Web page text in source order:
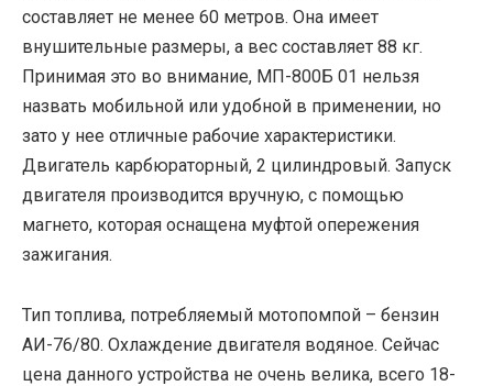
составляет не менее 60 метров. Она имеет
внушительные размеры, а вес составляет 88 кг.
Принимая это во внимание, МП-800Б 01 нельзя
назвать мобильной или удобной в применении, но
зато у нее отличные рабочие характеристики.
Двигатель карбюраторный, 2 цилиндровый. Запуск
двигателя производится вручную, с помощью
магнето, которая оснащена муфтой опережения
зажигания.
Тип топлива, потребляемый мотопомпой – бензин
АИ-76/80. Охлаждение двигателя водяное. Сейчас
цена данного устройства не очень велика, всего 18-